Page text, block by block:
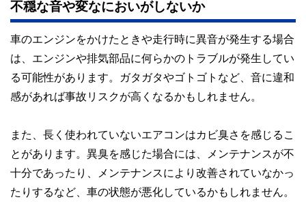
不穏な音や変なにおいがしないか
車のエンジンをかけたときや走行時に異音が発生する場合
は、エンジンや排気部品に何らかのトラブルが発生してい
る可能性があります。ガタガタやゴトゴトなど、音に違和
感があれば事故リスクが高くなるかもしれません。
また、長く使われていないエアコンはカビ臭さを感じるこ
とがあります。異臭を感じた場合には、メンテナンスが不
十分であったり、メンテナンスにより改善されていなかっ
たりするなど、車の状態が悪化しているかもしれません。